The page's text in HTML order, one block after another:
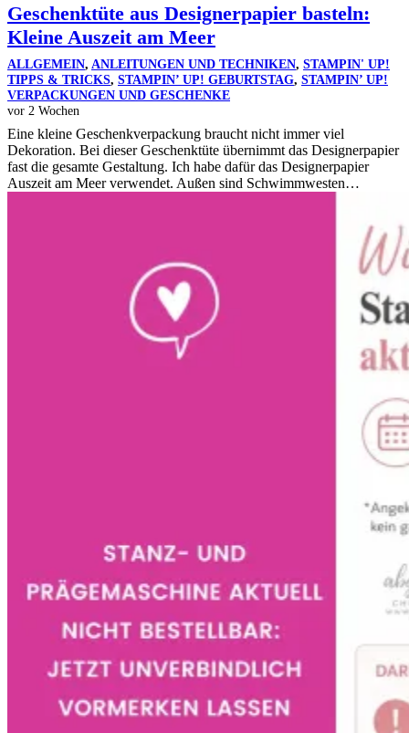
Geschenktüte aus Designerpapier basteln:
Kleine Auszeit am Meer
ALLGEMEIN, ANLEITUNGEN UND TECHNIKEN, STAMPIN' UP!
TIPPS & TRICKS, STAMPIN’ UP! GEBURTSTAG, STAMPIN’ UP!
VERPACKUNGEN UND GESCHENKE
vor 2 Wochen
Eine kleine Geschenkverpackung braucht nicht immer viel
Dekoration. Bei dieser Geschenktüte übernimmt das Designerpapier
fast die gesamte Gestaltung. Ich habe dafür das Designerpapier
Auszeit am Meer verwendet. Außen sind Schwimmwesten…